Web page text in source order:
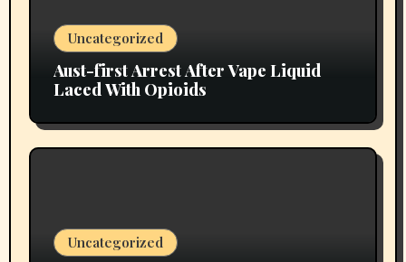
Uncategorized
Aust-first Arrest After Vape Liquid
Laced With Opioids
Uncategorized